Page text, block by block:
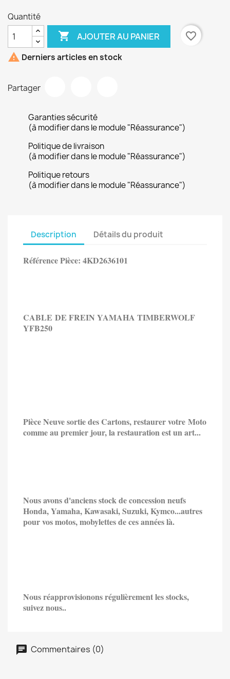
Quantité
 AJOUTER AU PANIER
favorite_border
 Derniers articles en stock
Partager
Garanties sécurité
(à modifier dans le module "Réassurance")
Politique de livraison
(à modifier dans le module "Réassurance")
Politique retours
(à modifier dans le module "Réassurance")
Description Détails du produit
Référence Pièce: 4KD2636101
CABLE DE FREIN YAMAHA TIMBERWOLF
YFB250
Pièce Neuve sortie des Cartons, restaurer votre Moto
comme au premier jour, la restauration est un art...
Nous avons d'anciens stock de concession neufs
Honda, Yamaha, Kawasaki, Suzuki, Kymco...autres
pour vos motos, mobylettes de ces années là.
Nous réapprovisionons régulièrement les stocks,
suivez nous..
Commentaires (0)